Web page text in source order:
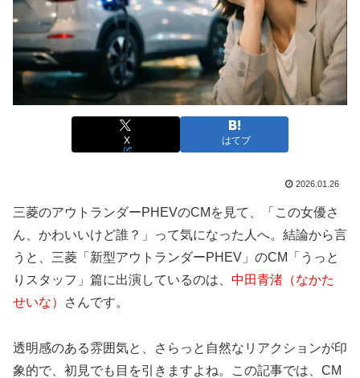
X はてブ
2026.01.26
三菱のアウトランダーPHEVのCMを見て、「この女優さ
ん、かわいいけど誰？」って気になった人へ。結論から言
うと、三菱「新型アウトランダーPHEV」のCM「うっと
りスタッフ」篇に出演しているのは、 中田青渚（なかた
せいな）
さんです。
透明感のある雰囲気と、さらっと自然なリアクションが印
象的で、初見でも目を引きますよね。この記事では、CM